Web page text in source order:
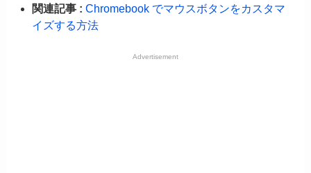
関連記事 : Chromebook でマウスボタンをカスタマ
イズする方法
Advertisement